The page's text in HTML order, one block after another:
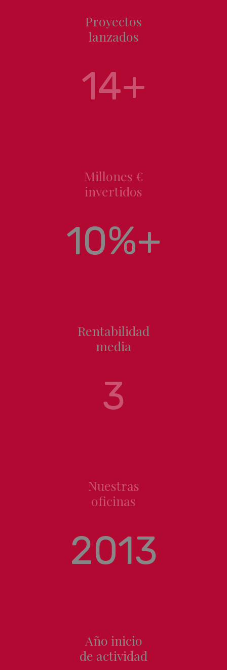
Proyectos
lanzados
14+
Millones €
invertidos
10%+
Rentabilidad
media
3
Nuestras
oficinas
2013
Año inicio
de actividad